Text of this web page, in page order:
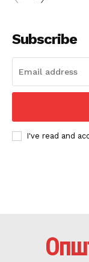
Subscribe
I've read and